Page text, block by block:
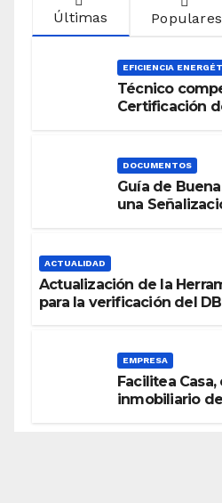
Últimas Populares
EFICIENCIA
Técnico
Certificación
DOCUMENTOS
Guía de
una
ACTUALIDAD
Actualización de la
para la verificación del
EMPRESA
Facilitea
inmobiliario